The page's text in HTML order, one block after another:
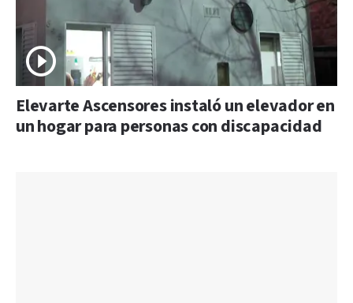
Elevarte Ascensores instaló un elevador en
un hogar para personas con discapacidad